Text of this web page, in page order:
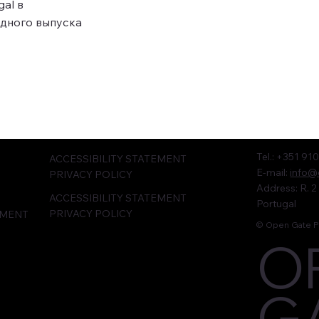
в
выпуска
ACCESSIBILITY STATEMENT
PRIVACY POLICY
ACCESSIBILITY STATEMENT
PRIVACY POLICY
Tel.: +351
E-mail:
Address: R.
Portugal
© Open Gate